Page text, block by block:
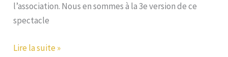
l’association. Nous en sommes à la 3e version de ce
spectacle
Bradiski
Lire la suite »